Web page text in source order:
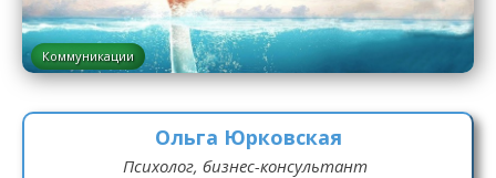
Коммуникации
Ольга Юрковская
Психолог, бизнес-консультант